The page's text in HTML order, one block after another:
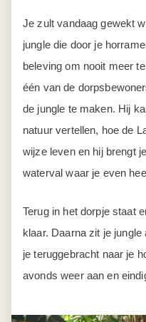
Je zult vandaag gewekt
jungle die door je
beleving om nooit meer
één van de
de jungle te maken. Hij
natuur vertellen, hoe de
wijze leven en hij brengt
waterval waar je even
Terug in het dorpje staat
klaar. Daarna zit je
je teruggebracht naar je
avonds weer aan en